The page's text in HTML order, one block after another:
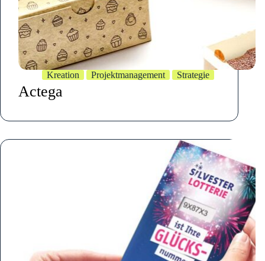
Kreation Projektmanagement Strategie
Actega